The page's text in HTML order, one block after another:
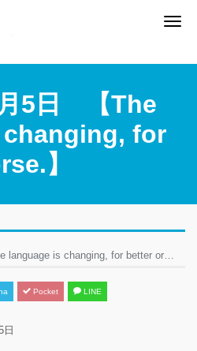
5日 【The
for
】
is changing, for better or worse.】
Pocket LINE
日